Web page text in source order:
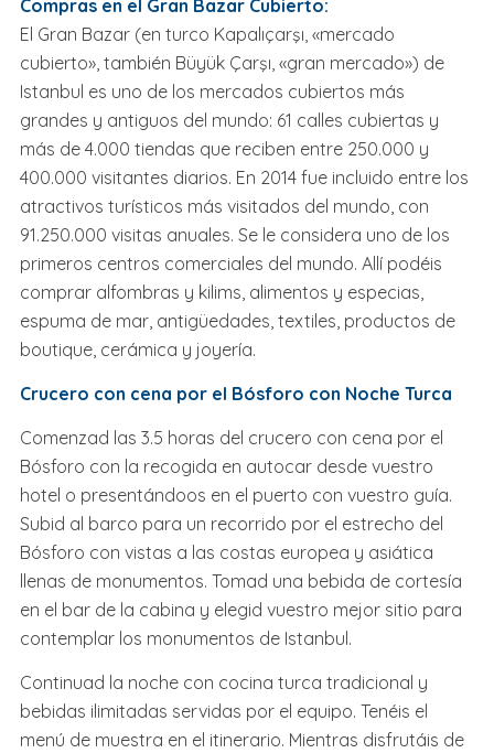
Compras en el Gran Bazar Cubierto:
El Gran Bazar (en turco Kapalıçarşı, «mercado
cubierto», también Büyük Çarşı, «gran mercado») de
Istanbul es uno de los mercados cubiertos más
grandes y antiguos del mundo: 61 calles cubiertas y
más de 4.000 tiendas que reciben entre 250.000 y
400.000 visitantes diarios. En 2014 fue incluido entre los
atractivos turísticos más visitados del mundo, con
91.250.000 visitas anuales. Se le considera uno de los
primeros centros comerciales del mundo. Allí podéis
comprar alfombras y kilims, alimentos y especias,
espuma de mar, antigüedades, textiles, productos de
boutique, cerámica y joyería.
Crucero con cena por el Bósforo con Noche Turca
Comenzad las 3.5 horas del crucero con cena por el
Bósforo con la recogida en autocar desde vuestro
hotel o presentándoos en el puerto con vuestro guía.
Subid al barco para un recorrido por el estrecho del
Bósforo con vistas a las costas europea y asiática
llenas de monumentos. Tomad una bebida de cortesía
en el bar de la cabina y elegid vuestro mejor sitio para
contemplar los monumentos de Istanbul.
Continuad la noche con cocina turca tradicional y
bebidas ilimitadas servidas por el equipo. Tenéis el
menú de muestra en el itinerario. Mientras disfrutáis de